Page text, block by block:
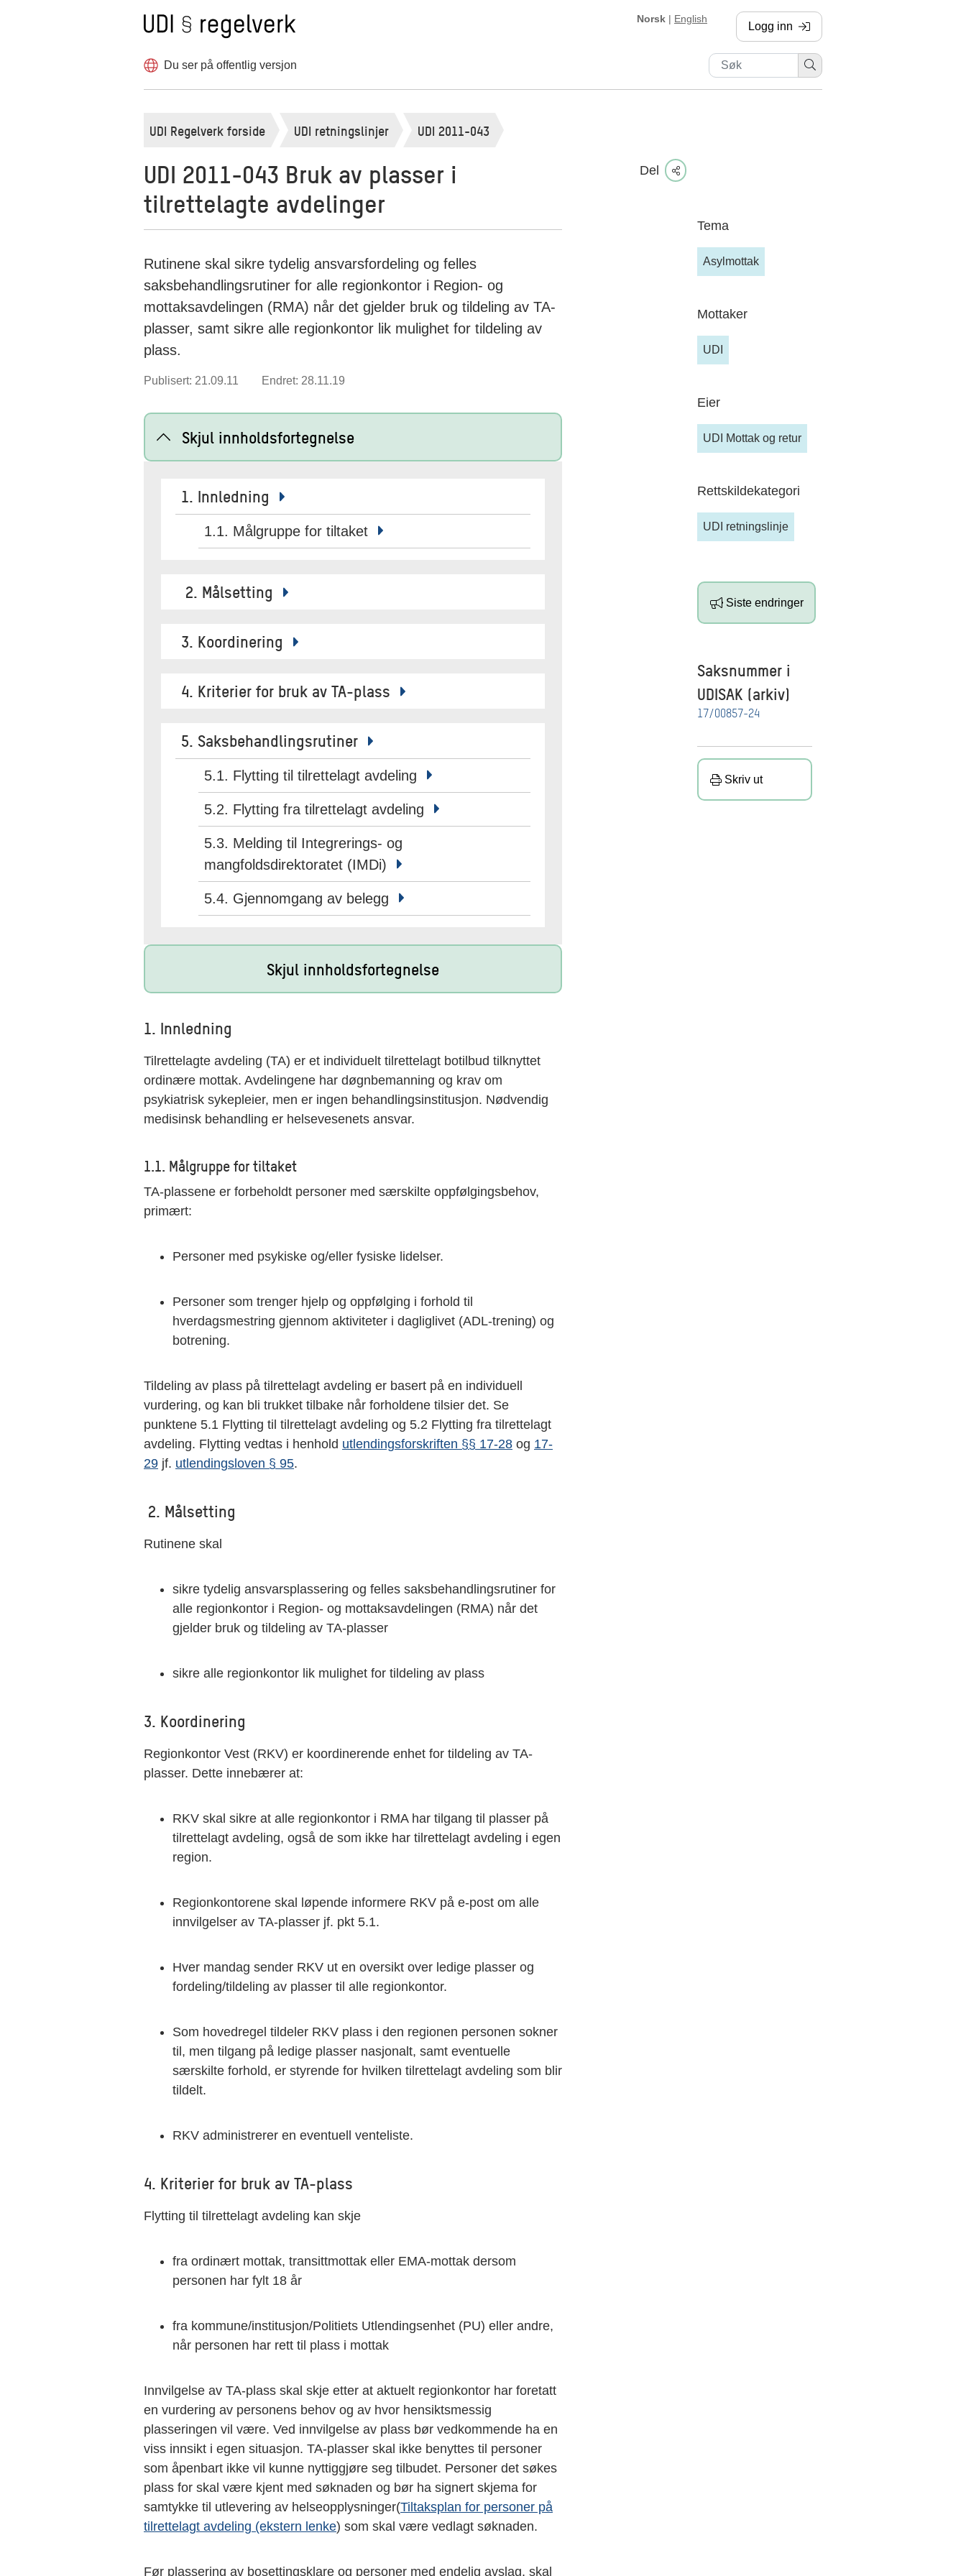
Til forsiden
Hopp
innholdet
Norsk | English
Logg inn
, sendes til annen side
Du ser på offentlig versjon
UDI Regelverk forside UDI retningslinjer UDI 2011-043
UDI 2011-043 Bruk av plasser i
tilrettelagte avdelinger
Rutinene skal sikre tydelig ansvarsfordeling og felles
saksbehandlingsrutiner for alle regionkontor i Region- og
mottaksavdelingen (RMA) når det gjelder bruk og tildeling av TA-
plasser, samt sikre alle regionkontor lik mulighet for tildeling av
plass.
Publisert: 21.09.11 Endret: 28.11.19
Skjul innholdsfortegnelse
1. Innledning
1.1. Målgruppe for tiltaket
2. Målsetting
3. Koordinering
4. Kriterier for bruk av TA-plass
5. Saksbehandlingsrutiner
5.1. Flytting til tilrettelagt avdeling
5.2. Flytting fra tilrettelagt avdeling
5.3. Melding til Integrerings- og
mangfoldsdirektoratet (IMDi)
5.4. Gjennomgang av belegg
Skjul innholdsfortegnelse
1. Innledning
Tilrettelagte avdeling (TA) er et individuelt tilrettelagt botilbud tilknyttet
ordinære mottak. Avdelingene har døgnbemanning og krav om
psykiatrisk sykepleier, men er ingen behandlingsinstitusjon. Nødvendig
medisinsk behandling er helsevesenets ansvar.
1.1. Målgruppe for tiltaket
TA-plassene er forbeholdt personer med særskilte oppfølgingsbehov,
primært:
Personer med psykiske og/eller fysiske lidelser.
Personer som trenger hjelp og oppfølging i forhold til
hverdagsmestring gjennom aktiviteter i dagliglivet (ADL-trening) og
botrening.
Tildeling av plass på tilrettelagt avdeling er basert på en individuell
vurdering, og kan bli trukket tilbake når forholdene tilsier det. Se
punktene 5.1 Flytting til tilrettelagt avdeling og 5.2 Flytting fra tilrettelagt
avdeling. Flytting vedtas i henhold utlendingsforskriften §§ 17-28 og 17-
29 jf. utlendingsloven § 95.
2. Målsetting
Rutinene skal
sikre tydelig ansvarsplassering og felles saksbehandlingsrutiner for
alle regionkontor i Region- og mottaksavdelingen (RMA) når det
gjelder bruk og tildeling av TA-plasser
sikre alle regionkontor lik mulighet for tildeling av plass
3. Koordinering
Regionkontor Vest (RKV) er koordinerende enhet for tildeling av TA-
plasser. Dette innebærer at:
RKV skal sikre at alle regionkontor i RMA har tilgang til plasser på
tilrettelagt avdeling, også de som ikke har tilrettelagt avdeling i egen
region.
Regionkontorene skal løpende informere RKV på e-post om alle
innvilgelser av TA-plasser jf. pkt 5.1.
Hver mandag sender RKV ut en oversikt over ledige plasser og
fordeling/tildeling av plasser til alle regionkontor.
Som hovedregel tildeler RKV plass i den regionen personen sokner
til, men tilgang på ledige plasser nasjonalt, samt eventuelle
særskilte forhold, er styrende for hvilken tilrettelagt avdeling som blir
tildelt.
RKV administrerer en eventuell venteliste.
4. Kriterier for bruk av TA-plass
Flytting til tilrettelagt avdeling kan skje
fra ordinært mottak, transittmottak eller EMA-mottak dersom
personen har fylt 18 år
fra kommune/institusjon/Politiets Utlendingsenhet (PU) eller andre,
når personen har rett til plass i mottak
Innvilgelse av TA-plass skal skje etter at aktuelt regionkontor har foretatt
en vurdering av personens behov og av hvor hensiktsmessig
plasseringen vil være. Ved innvilgelse av plass bør vedkommende ha en
viss innsikt i egen situasjon. TA-plasser skal ikke benyttes til personer
som åpenbart ikke vil kunne nyttiggjøre seg tilbudet. Personer det søkes
plass for skal være kjent med søknaden og bør ha signert skjema for
samtykke til utlevering av helseopplysninger(Tiltaksplan for personer på
tilrettelagt avdeling (ekstern lenke) som skal være vedlagt søknaden.
Før plassering av bosettingsklare og personer med endelig avslag, skal
Del
Tema
Asylmottak
Mottaker
UDI
Eier
UDI Mottak og retur
Rettskildekategori
UDI retningslinje
Siste endringer
Saksnummer i
UDISAK (arkiv)
17/00857-24
Skriv ut